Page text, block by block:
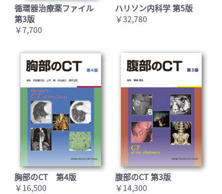
循環器治療薬ファイル
第3版
￥7,700
ハリソン内科学 第5版
￥32,780
胸部のCT 第4版
￥16,500
腹部のCT 第3版
￥14,300